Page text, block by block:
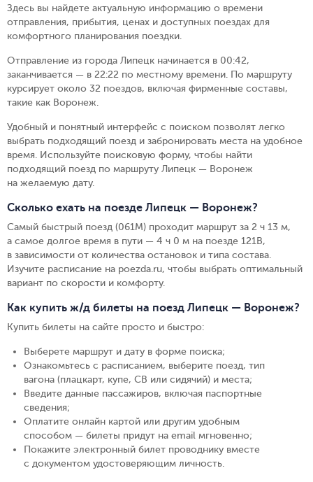
Здесь вы найдете актуальную информацию о времени
отправления, прибытия, ценах и доступных поездах для
комфортного планирования поездки.
Отправление из города Липецк начинается в 00:42,
заканчивается — в 22:22 по местному времени. По маршруту
курсирует около 32 поездов, включая фирменные составы,
такие как Воронеж.
Удобный и понятный интерфейс с поиском позволят легко
выбрать подходящий поезд и забронировать места на удобное
время. Используйте поисковую форму, чтобы найти
подходящий поезд по маршруту Липецк — Воронеж
на желаемую дату.
Сколько ехать на поезде Липецк — Воронеж?
Самый быстрый поезд (061М) проходит маршрут за 2 ч 13 м,
а самое долгое время в пути — 4 ч 0 м на поезде 121В,
в зависимости от количества остановок и типа состава.
Изучите расписание на poezda.ru, чтобы выбрать оптимальный
вариант по скорости и комфорту.
Как купить ж/д билеты на поезд Липецк — Воронеж?
Купить билеты на сайте просто и быстро:
Выберете маршрут и дату в форме поиска;
Ознакомьтесь с расписанием, выберите поезд, тип
вагона (плацкарт, купе, СВ или сидячий) и места;
Введите данные пассажиров, включая паспортные
сведения;
Оплатите онлайн картой или другим удобным
способом — билеты придут на email мгновенно;
Покажите электронный билет проводнику вместе
с документом удостоверяющим личность.